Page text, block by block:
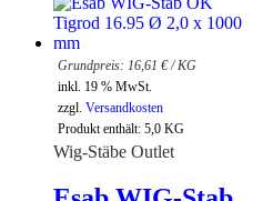
16,61 €/ KG
inkl. 19 % MwSt.
zzgl. Versandkosten
Produkt enthält: 5,0 KG
Wig-Stäbe Outlet